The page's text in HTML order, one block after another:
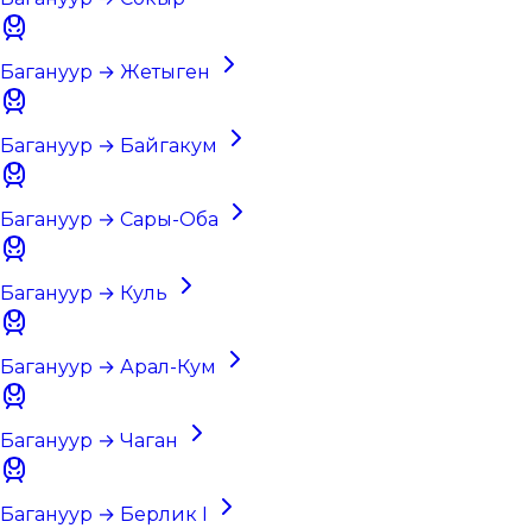
Багануур → Жетыген
Багануур → Байгакум
Багануур → Сары-Оба
Багануур → Куль
Багануур → Арал-Кум
Багануур → Чаган
Багануур → Берлик I